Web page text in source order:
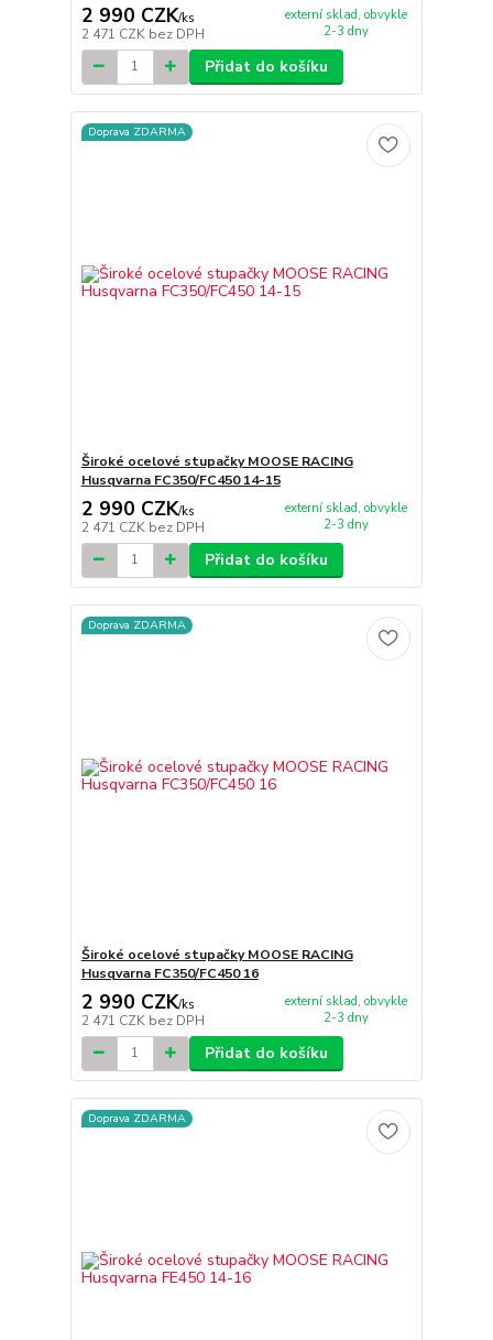
2 990 CZK/ks
2 471 CZK bez DPH
externí sklad, obvykle
2-3 dny
Přidat do košíku
Doprava ZDARMA
Široké ocelové stupačky MOOSE RACING
Husqvarna FC350/FC450 14-15
2 990 CZK/ks
2 471 CZK bez DPH
externí sklad, obvykle
2-3 dny
Přidat do košíku
Doprava ZDARMA
Široké ocelové stupačky MOOSE RACING
Husqvarna FC350/FC450 16
2 990 CZK/ks
2 471 CZK bez DPH
externí sklad, obvykle
2-3 dny
Přidat do košíku
Doprava ZDARMA